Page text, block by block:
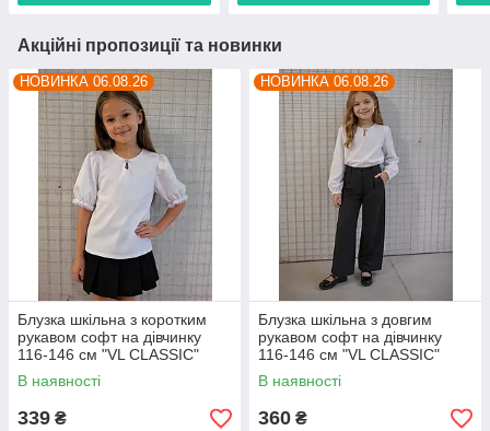
Акційні пропозиції та новинки
НОВИНКА 06.08.26
Блузка шкільна з коротким
рукавом софт на дівчинку
116-146 см "VL CLASSIC"
недорого від прямого
постачальника
В наявності
339 ₴
НОВИНКА 06.08.26
Блузка шкільна з довгим
рукавом софт на дівчинку
116-146 см "VL CLASSIC"
недорого від прямого
постачальника
В наявності
360 ₴